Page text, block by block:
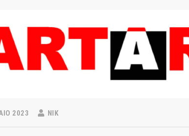
2023 NIK